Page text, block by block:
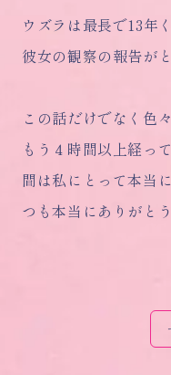
ウズラは最長で13年
彼女の観察の報告が
この話だけでなく色
もう４時間以上経っ
間は私にとって本当
つも本当にありがと